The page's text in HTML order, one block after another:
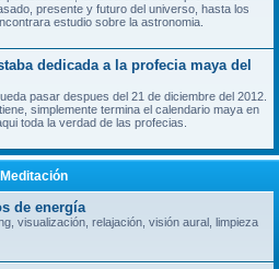
presente y futuro del universo, hasta los
estudio sobre la astronomia.
dedicada a la profecia maya del
pasar despues del 21 de diciembre del 2012.
simplemente termina el calendario maya en
toda la verdad de las profecias.
Meditación
de energía
visualización, relajación, visión aural, limpieza